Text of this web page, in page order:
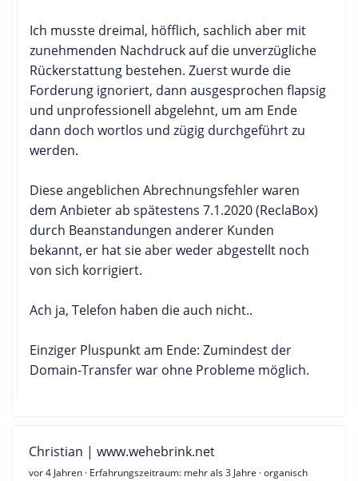
Ich musste dreimal, höfflich, sachlich aber mit
zunehmenden Nachdruck auf die unverzügliche
Rückerstattung bestehen. Zuerst wurde die
Forderung ignoriert, dann ausgesprochen flapsig
und unprofessionell abgelehnt, um am Ende
dann doch wortlos und zügig durchgeführt zu
werden.
Diese angeblichen Abrechnungsfehler waren
dem Anbieter ab spätestens 7.1.2020 (ReclaBox)
durch Beanstandungen anderer Kunden
bekannt, er hat sie aber weder abgestellt noch
von sich korrigiert.
Ach ja, Telefon haben die auch nicht..
Einziger Pluspunkt am Ende: Zumindest der
Domain-Transfer war ohne Probleme möglich.
Christian | www.wehebrink.net
vor 4 Jahren · Erfahrungszeitraum: mehr als 3 Jahre · organisch